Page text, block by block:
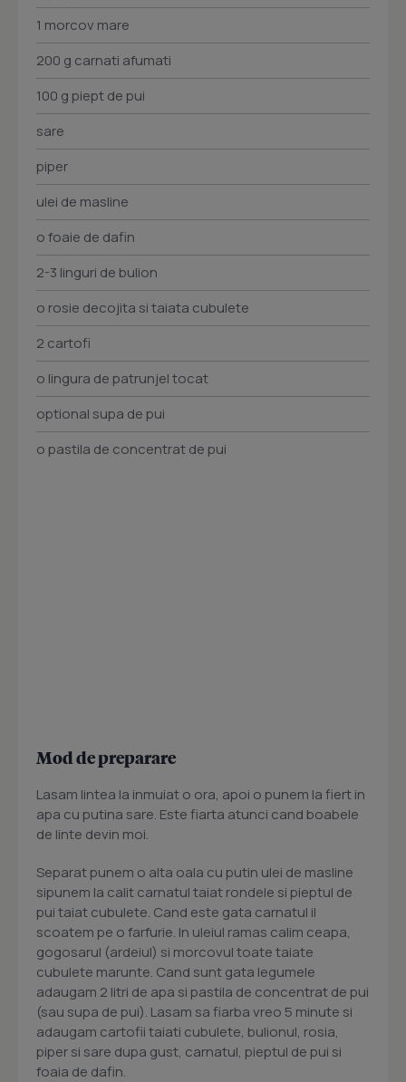
1 morcov mare
200 g carnati afumati
100 g piept de pui
sare
piper
ulei de masline
o foaie de dafin
2-3 linguri de bulion
o rosie decojita si taiata cubulete
2 cartofi
o lingura de patrunjel tocat
optional supa de pui
o pastila de concentrat de pui
Mod de preparare
Lasam lintea la inmuiat o ora, apoi o punem la fiert in
apa cu putina sare. Este fiarta atunci cand boabele
de linte devin moi.
Separat punem o alta oala cu putin ulei de masline
sipunem la calit carnatul taiat rondele si pieptul de
pui taiat cubulete. Cand este gata carnatul il
scoatem pe o farfurie. In uleiul ramas calim ceapa,
gogosarul (ardeiul) si morcovul toate taiate
cubulete marunte. Cand sunt gata legumele
adaugam 2 litri de apa si pastila de concentrat de pui
(sau supa de pui). Lasam sa fiarba vreo 5 minute si
adaugam cartofii taiati cubulete, bulionul, rosia,
piper si sare dupa gust, carnatul, pieptul de pui si
foaia de dafin.